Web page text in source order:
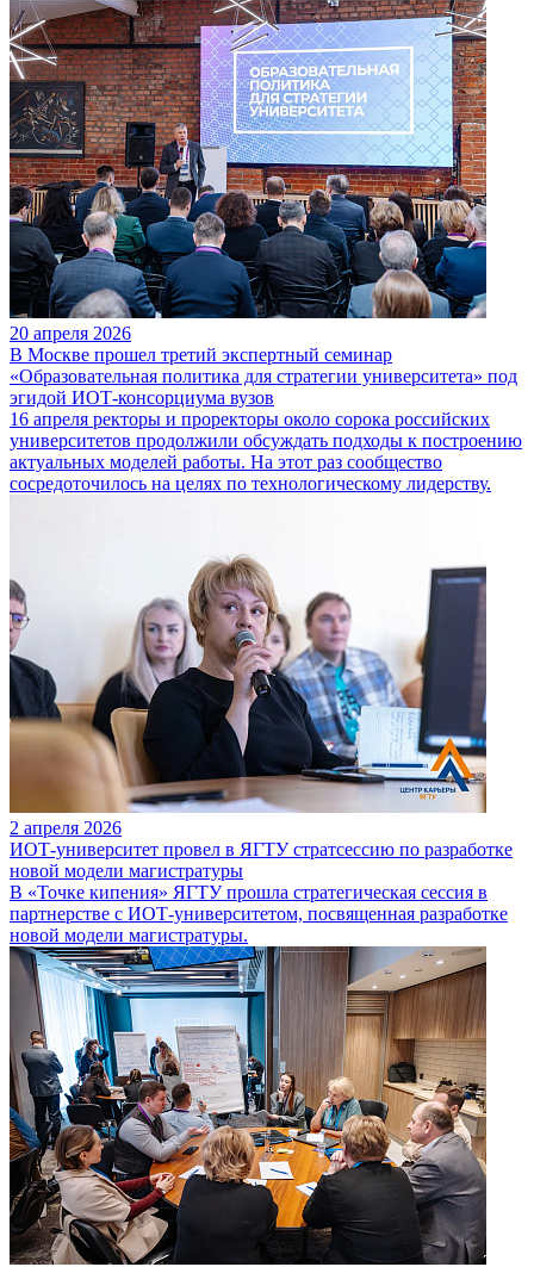
20 апреля 2026
В Москве прошел третий экспертный семинар
«Образовательная политика для стратегии университета» под
эгидой ИОТ-консорциума вузов
16 апреля ректоры и проректоры около сорока российских
университетов продолжили обсуждать подходы к построению
актуальных моделей работы. На этот раз сообщество
сосредоточилось на целях по технологическому лидерству.
2 апреля 2026
ИОТ-университет провел в ЯГТУ стратсессию по разработке
новой модели магистратуры
В «Точке кипения» ЯГТУ прошла стратегическая сессия в
партнерстве с ИОТ-университетом, посвященная разработке
новой модели магистратуры.